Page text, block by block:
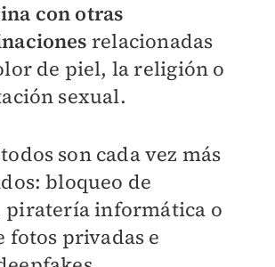
con otras
relacionadas
de piel, la religión o
sexual.
son cada vez más
bloqueo de
piratería informática o
fotos privadas e